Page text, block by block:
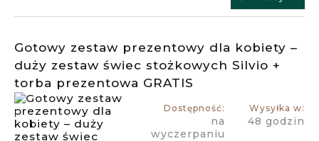
Gotowy zestaw prezentowy dla kobiety –
duży zestaw świec stożkowych Silvio +
torba prezentowa GRATIS
Dostępność:
na
wyczerpaniu
Wysyłka w:
48 godzin